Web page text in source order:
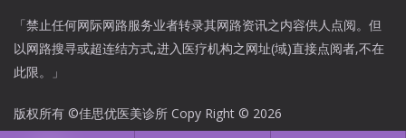
「禁止任何网际网路服务业者转录其网路资讯之内容供人点阅。但
以网路搜寻或超连结方式,进入医疗机构之网址(域)直接点阅者,不在
此限。」
版权所有 ©佳思优医美诊所 Copy Right © 2026